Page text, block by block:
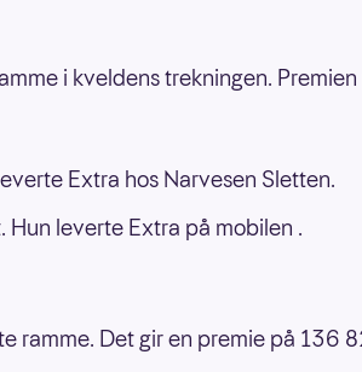
i kveldens trekningen.
Extra hos Narvesen Sletten.
Hun leverte Extra på mobilen .
ramme. Det gir en premie på 136